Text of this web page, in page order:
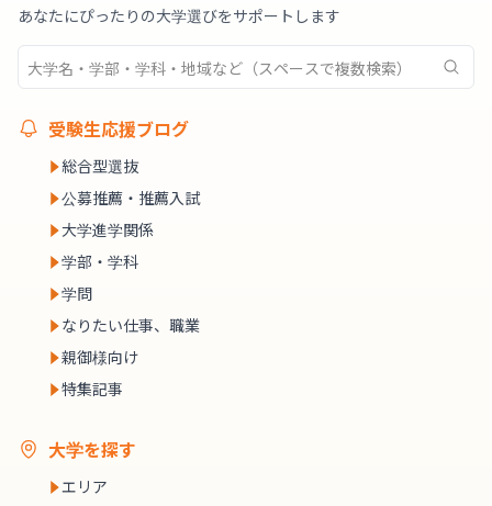
あなたにぴったりの大学選びをサポートします
受験生応援ブログ
総合型選抜
公募推薦・推薦入試
大学進学関係
学部・学科
学問
なりたい仕事、職業
親御様向け
特集記事
大学を探す
エリア